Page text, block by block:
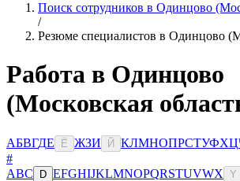
Поиск сотрудников в Одинцово
/
Резюме специалистов в Одинцово
Работа в Одинцово
(Московская
АБВГДЕ Ё ЖЗИ Й КЛМНОПРСТУФХЦ
#
ABC D EFGHIJKLMNOPQRSTUVWX Y